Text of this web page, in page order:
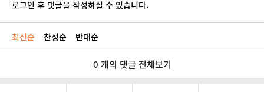
로그인 후 댓글을 작성하실 수 있습니다.
최신순 찬성순 반대순
0 개의 댓글 전체보기